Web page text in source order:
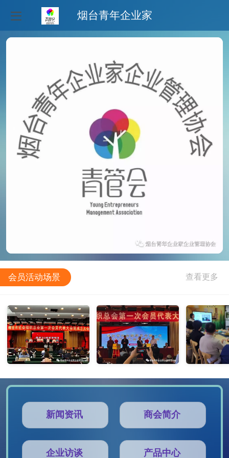
烟台青年企业家
会员活动场景
新闻资讯 商会简介
企业访谈 产品中心